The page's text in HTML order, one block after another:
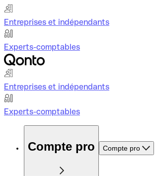
Entreprises et indépendants
Experts-comptables
Entreprises et indépendants
Experts-comptables
Compte pro Compte pro